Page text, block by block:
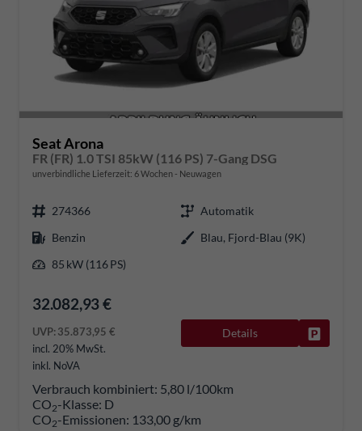
Seat Arona
FR (FR) 1.0 TSI 85kW (116 PS) 7-Gang DSG
unverbindliche Lieferzeit: 6 Wochen Neuwagen
274366
Automatik
Benzin
Blau, Fjord-Blau (9K)
85 kW (116 PS)
32.082,93 €
UVP:35.873,95 €
incl. 20% MwSt.
inkl. NoVA
Details
Verbrauch kombiniert: 5,80 l/100km
CO2-Klasse: D
CO2-Emissionen: 133,00 g/km